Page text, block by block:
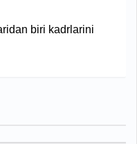
biri kadrlarini